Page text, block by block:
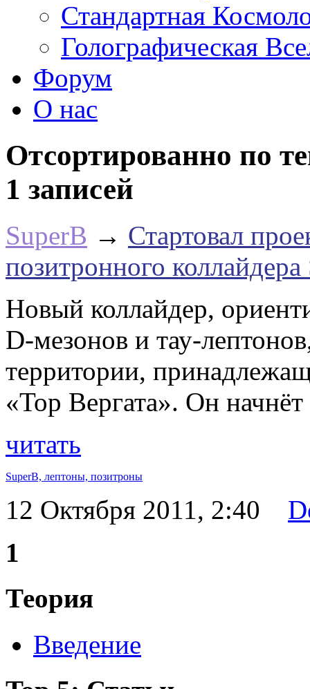
Стандартная
Голографическая
Форум
О нас
Отсортированно по
1 записей
SuperB → Стартовал
позитронного
Новый коллайдер,
D-мезонов и тау-
территории,
«Тор Вергата». Он
читать
SuperB, лептоны, позитроны
12 Октября 2011, 2:40
1
Теория
Введение